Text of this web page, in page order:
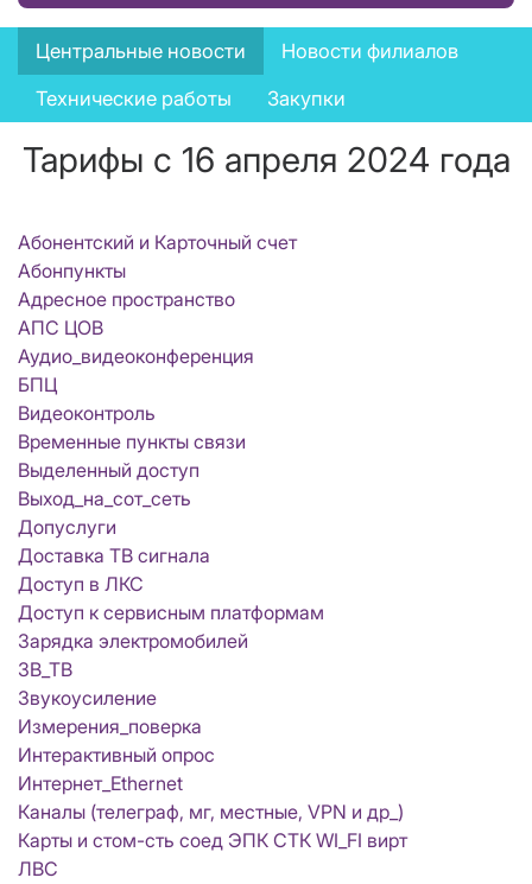
News
menu
Центральные новости
Новости филиалов
Технические работы
Закупки
Тарифы с 16 апреля 2024 года
Абонентский и Карточный счет
Абонпункты
Адресное пространство
АПС ЦОВ
Аудио_видеоконференция
БПЦ
Видеоконтроль
Временные пункты связи
Выделенный доступ
Выход_на_сот_сеть
Допуслуги
Доставка ТВ сигнала
Доступ в ЛКС
Доступ к сервисным платформам
Зарядка электромобилей
ЗВ_ТВ
Звукоусиление
Измерения_поверка
Интерактивный опрос
Интернет_Ethernet
Каналы (телеграф, мг, местные, VPN и др_)
Карты и стом-сть соед ЭПК СТК WI_FI вирт
ЛВС